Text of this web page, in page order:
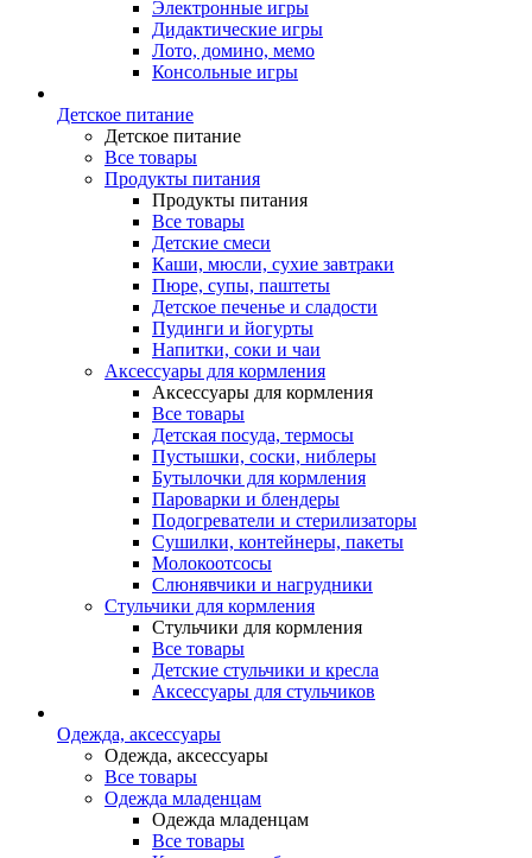
Электронные игры
Дидактические игры
Лото, домино, мемо
Консольные игры
Детское питание
Детское питание
Все товары
Продукты питания
Продукты питания
Все товары
Детские смеси
Каши, мюсли, сухие завтраки
Пюре, супы, паштеты
Детское печенье и сладости
Пудинги и йогурты
Напитки, соки и чаи
Аксессуары для кормления
Аксессуары для кормления
Все товары
Детская посуда, термосы
Пустышки, соски, ниблеры
Бутылочки для кормления
Пароварки и блендеры
Подогреватели и стерилизаторы
Сушилки, контейнеры, пакеты
Молокоотсосы
Слюнявчики и нагрудники
Стульчики для кормления
Стульчики для кормления
Все товары
Детские стульчики и кресла
Аксессуары для стульчиков
Одежда, аксессуары
Одежда, аксессуары
Все товары
Одежда младенцам
Одежда младенцам
Все товары